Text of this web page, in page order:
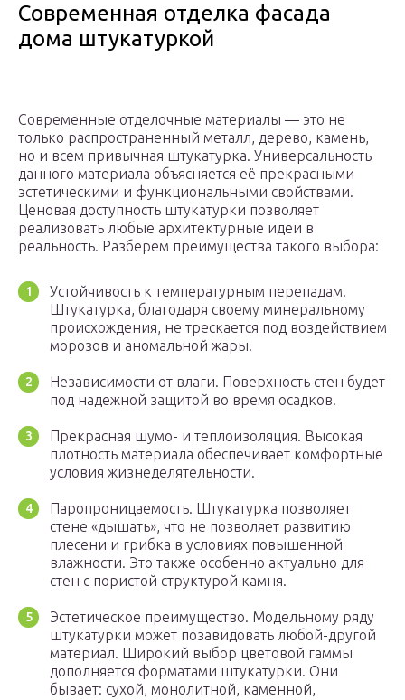
Современная отделка фасада
дома штукатуркой
Современные отделочные материалы — это не
только распространенный металл, дерево, камень,
но и всем привычная штукатурка. Универсальность
данного материала объясняется её прекрасными
эстетическими и функциональными свойствами.
Ценовая доступность штукатурки позволяет
реализовать любые архитектурные идеи в
реальность. Разберем преимущества такого выбора:
Устойчивость к температурным перепадам.
Штукатурка, благодаря своему минеральному
происхождения, не трескается под воздействием
морозов и аномальной жары.
Независимости от влаги. Поверхность стен будет
под надежной защитой во время осадков.
Прекрасная шумо- и теплоизоляция. Высокая
плотность материала обеспечивает комфортные
условия жизнеделятельности.
Паропроницаемость. Штукатурка позволяет
стене «дышать», что не позволяет развитию
плесени и грибка в условиях повышенной
влажности. Это также особенно актуально для
стен с пористой структурой камня.
Эстетическое преимущество. Модельному ряду
штукатурки может позавидовать любой-другой
материал. Широкий выбор цветовой гаммы
дополняется форматами штукатурки. Они
бывает: сухой, монолитной, каменной,